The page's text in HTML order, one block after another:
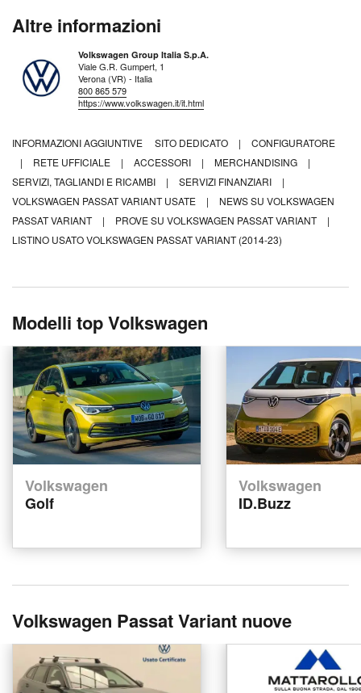
Altre informazioni
Volkswagen Group Italia S.p.A.
Viale G.R. Gumpert, 1
Verona (VR) - Italia
800 865 579
https://www.volkswagen.it/it.html
INFORMAZIONI AGGIUNTIVE SITO DEDICATO |
CONFIGURATORE
|
RETE UFFICIALE | ACCESSORI | MERCHANDISING
|
SERVIZI, TAGLIANDI E RICAMBI
| SERVIZI FINANZIARI
|
VOLKSWAGEN PASSAT VARIANT USATE
|
NEWS SU VOLKSWAGEN
PASSAT VARIANT
| PROVE SU VOLKSWAGEN PASSAT VARIANT
|
LISTINO USATO VOLKSWAGEN PASSAT VARIANT (2014-23)
Modelli top Volkswagen
Volkswagen
Golf
Volkswagen
ID.Buzz
Volkswagen Passat Variant nuove